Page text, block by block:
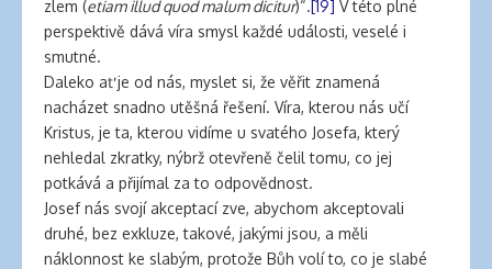
zlem (etiam illud quod malum dicitur)“.[19] V této plné
perspektivě dává víra smysl každé události, veselé i
smutné.
Daleko ať je od nás, myslet si, že věřit znamená
nacházet snadno utěšná řešení. Víra, kterou nás učí
Kristus, je ta, kterou vidíme u svatého Josefa, který
nehledal zkratky, nýbrž otevřeně čelil tomu, co jej
potkává a přijímal za to odpovědnost.
Josef nás svojí akceptací zve, abychom akceptovali
druhé, bez exkluze, takové, jakými jsou, a měli
náklonnost ke slabým, protože Bůh volí to, co je slabé